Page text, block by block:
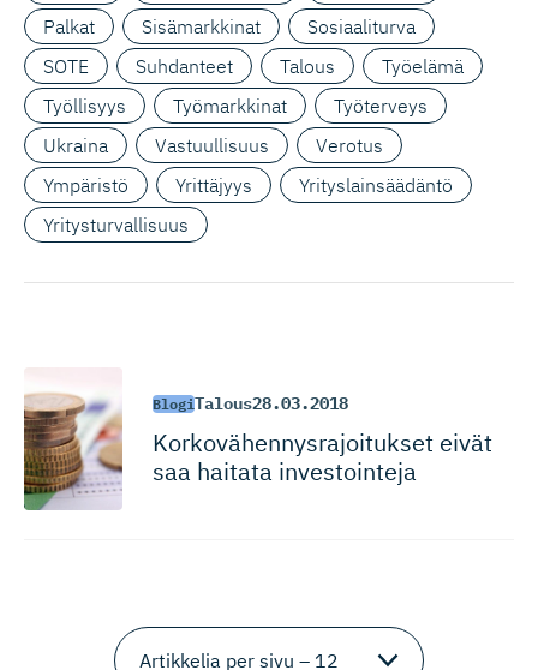
Palkat
Sisämarkkinat
Sosiaaliturva
SOTE
Suhdanteet Talous
Työelämä
Työllisyys
Työmarkkinat
Työterveys
Ukraina
Vastuullisuus
Verotus
Ympäristö
Yrittäjyys
Yrityslainsäädäntö
Yritysturvallisuus
BlogiTalous28.03.2018
Korkovähen­nys­ra­joi­tukset eivät
saa haitata investointeja